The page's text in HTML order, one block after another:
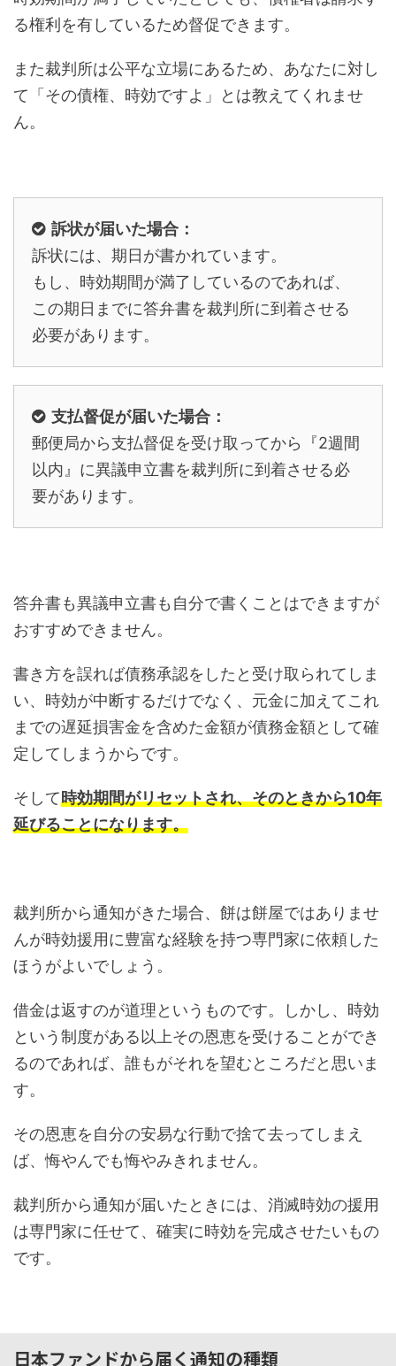
る権利を有しているため督促できます。
また裁判所は公平な立場にあるため、あなたに対し
て「その債権、時効ですよ」とは教えてくれませ
ん。
訴状が届いた場合：
訴状には、期日が書かれています。
もし、時効期間が満了しているのであれば、
この期日までに答弁書を裁判所に到着させる
必要があります。
支払督促が届いた場合：
郵便局から支払督促を受け取ってから『2週間
以内』に異議申立書を裁判所に到着させる必
要があります。
答弁書も異議申立書も自分で書くことはできますが
おすすめできません。
書き方を誤れば債務承認をしたと受け取られてしま
い、時効が中断するだけでなく、元金に加えてこれ
までの遅延損害金を含めた金額が債務金額として確
定してしまうからです。
そして時効期間がリセットされ、そのときから10年
延びることになります。
裁判所から通知がきた場合、餅は餅屋ではありませ
んが時効援用に豊富な経験を持つ専門家に依頼した
ほうがよいでしょう。
借金は返すのが道理というものです。しかし、時効
という制度がある以上その恩恵を受けることができ
るのであれば、誰もがそれを望むところだと思いま
す。
その恩恵を自分の安易な行動で捨て去ってしまえ
ば、悔やんでも悔やみきれません。
裁判所から通知が届いたときには、消滅時効の援用
は専門家に任せて、確実に時効を完成させたいもの
です。
日本ファンドから届く通知の種類